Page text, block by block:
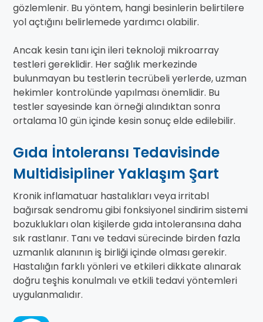
gözlemlenir. Bu yöntem, hangi besinlerin belirtilere
yol açtığını belirlemede yardımcı olabilir.
Ancak kesin tanı için ileri teknoloji mikroarray
testleri gereklidir. Her sağlık merkezinde
bulunmayan bu testlerin tecrübeli yerlerde, uzman
hekimler kontrolünde yapılması önemlidir. Bu
testler sayesinde kan örneği alındıktan sonra
ortalama 10 gün içinde kesin sonuç elde edilebilir.
Gıda İntoleransı Tedavisinde
Multidisipliner Yaklaşım Şart
Kronik inflamatuar hastalıkları veya irritabl
bağırsak sendromu gibi fonksiyonel sindirim sistemi
bozuklukları olan kişilerde gıda intoleransına daha
sık rastlanır. Tanı ve tedavi sürecinde birden fazla
uzmanlık alanının iş birliği içinde olması gerekir.
Hastalığın farklı yönleri ve etkileri dikkate alınarak
doğru teşhis konulmalı ve etkili tedavi yöntemleri
uygulanmalıdır.